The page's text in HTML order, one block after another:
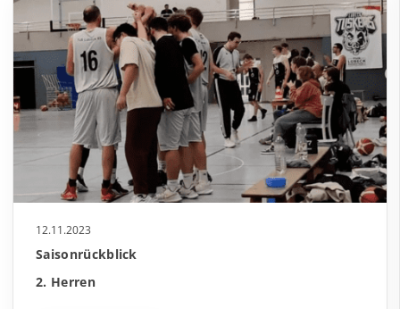
12.11.2023
Saisonrückblick
2. Herren